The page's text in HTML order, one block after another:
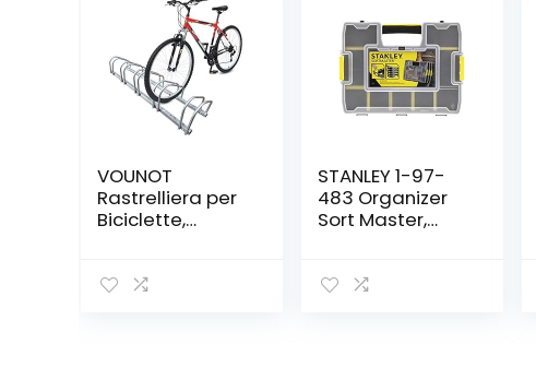
VOUNOT
Rastrelliera per
Biciclette,
Installazione a
STANLEY 1-97-
483 Organizer
Sort Master,